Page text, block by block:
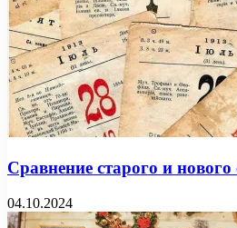
Сравнение старого и
04.10.2024